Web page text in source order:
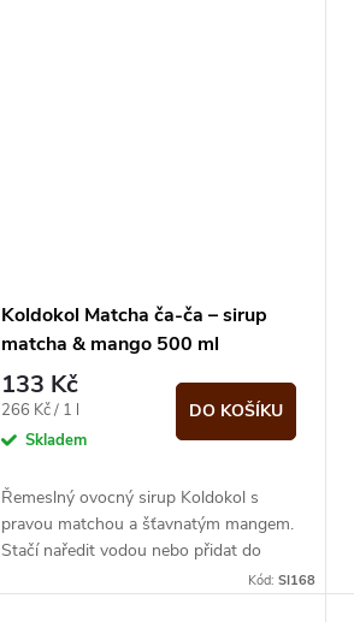
Koldokol Matcha ča-ča – sirup
matcha & mango 500 ml
133 Kč
Měrná
cena:
266 Kč / 1 l
Skladem
DO KOŠÍKU
Řemeslný ovocný sirup Koldokol s
pravou matchou a šťavnatým mangem.
Stačí naředit vodou nebo přidat do
limonád a koktejlů – v balení 500 ml.
Kód: SI168